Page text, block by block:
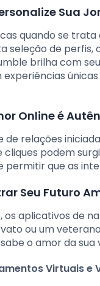
Sua
quando se
seleção de
brilha com
Online é
relações
podem
que as
Seu Futuro
os aplicativos de
ou um
o amor da
Virtuais e